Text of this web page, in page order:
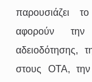
παρουσιάζει
αφορούν την
αδειοδότησης,
στους ΟΤΑ, την